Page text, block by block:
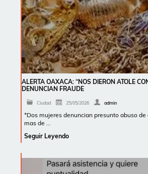
ALERTA OAXACA: “NOS DIERON ATOLE
DENUNCIAN FRAUDE
Ciudad 25/05/2026 admin
*Dos mujeres denuncian presunto abuso de
mas de …
Seguir Leyendo